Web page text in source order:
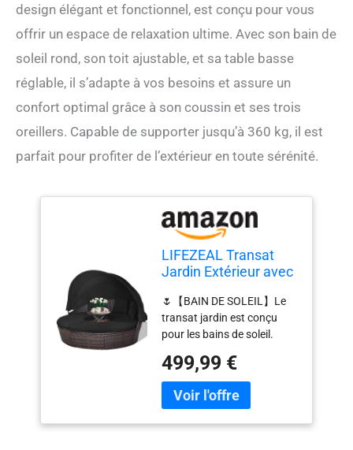
design élégant et fonctionnel, est conçu pour vous
offrir un espace de relaxation ultime. Avec son bain de
soleil rond, son toit ajustable, et sa table basse
réglable, il s’adapte à vos besoins et assure un
confort optimal grâce à son coussin et ses trois
oreillers. Capable de supporter jusqu’à 360 kg, il est
parfait pour profiter de l’extérieur en toute sérénité.
LIFEZEAL Transat
Jardin Extérieur avec
Bain de Soleil Rond
avec Toit, Table
Basse Réglable en
Hauteur, Canapé-lit,
Charge 360kg,
Chaise Longue pour
Piscine, Terrasse
(Noir)
🌷【BAIN DE SOLEIL】Le
transat jardin est conçu
pour les bains de soleil.
résiste bien aux UV.
L'auvent rétractable
garantit que vous pouvez
499,99 €